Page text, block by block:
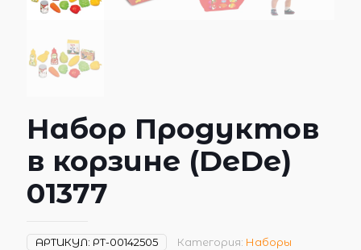
Набор Продуктов
в корзине (DeDe)
01377
АРТИКУЛ: РТ-00142505 Категория: Наборы